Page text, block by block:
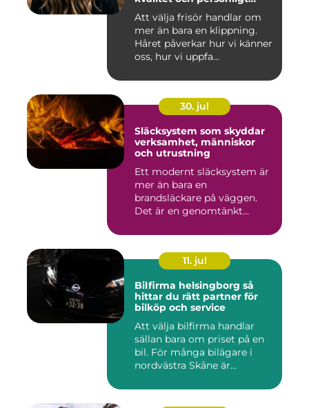
Att välja frisör handlar om
mer än bara en klippning.
Håret påverkar hur vi känner
oss, hur vi uppfa...
30. jul
Släcksystem som skyddar
verksamhet, människor
och utrustning
Ett modernt släcksystem är
mer än bara en
brandsläckare på väggen.
Det är en genomtänkt
11. jul
Bilfirma helsingborg så
hittar du rätt partner för
bilköp och service
Att välja bilfirma handlar
sällan bara om priset på en
bil. För många bilägare i
nordvästra Skåne är...